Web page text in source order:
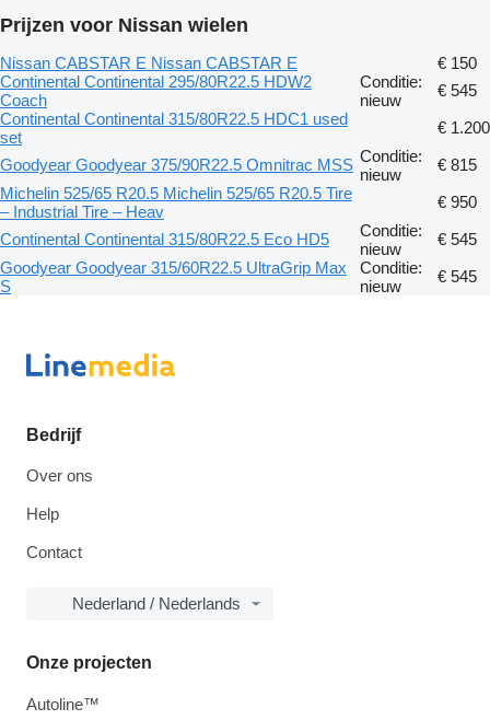
Prijzen voor Nissan wielen
Nissan CABSTAR E Nissan CABSTAR E
€ 150
Continental Continental 295/80R22.5 HDW2
Coach
Conditie:
nieuw
€ 545
Continental Continental 315/80R22.5 HDC1 used
set
€ 1.200
Goodyear Goodyear 375/90R22.5 Omnitrac MSS Conditie:
nieuw
€ 815
Michelin 525/65 R20.5 Michelin 525/65 R20.5 Tire
– Industrial Tire – Heav
€ 950
Continental Continental 315/80R22.5 Eco HD5
Conditie:
nieuw
€ 545
Goodyear Goodyear 315/60R22.5 UltraGrip Max
S
Conditie:
nieuw
€ 545
Bedrijf
Over ons
Help
Contact
Nederland / Nederlands
Onze projecten
Autoline™